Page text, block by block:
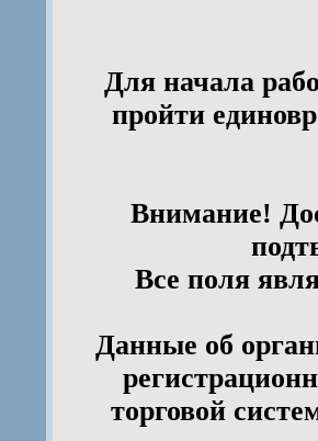
Для начала
пройти
Внимание!
Все поля
Данные об
торговой